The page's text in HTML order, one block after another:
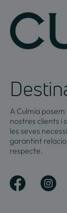
A Culmia
nostres clients i
les seves
garantint
respecte.